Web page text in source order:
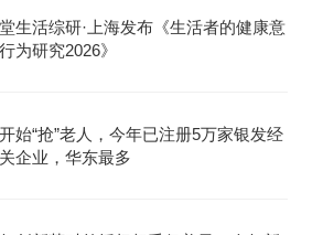
生活综研·上海发布《生活者的健康意
为研究2026》
始“抢”老人，今年已注册5万家银发经
企业，华东最多